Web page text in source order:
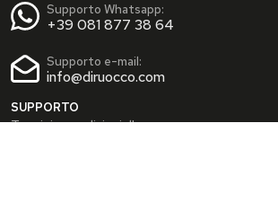
Supporto Whatsapp:
+39 081 877 38 64
Supporto e-mail:
info@diruocco.com
SUPPORTO
Termini e condizioni d'uso